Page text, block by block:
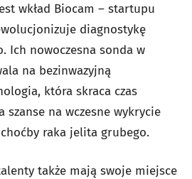
wkład Biocam – startupu
diagnostykę
Ich nowoczesna sonda w
na bezinwazyjną
która skraca czas
szanse na wczesne wykrycie
raka jelita grubego.
także mają swoje miejsce